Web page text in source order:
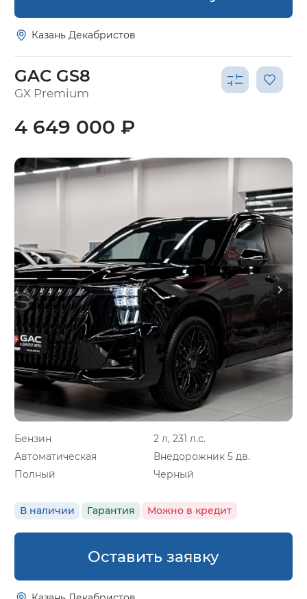
Казань Декабристов
GAC GS8
GX Premium
Бензин
2 л, 231 л.с.
Автоматическая
Внедорожник 5 дв.
Полный
Черный
В наличии Гарантия Можно в кредит
4 649 000 ₽
Оставить заявку